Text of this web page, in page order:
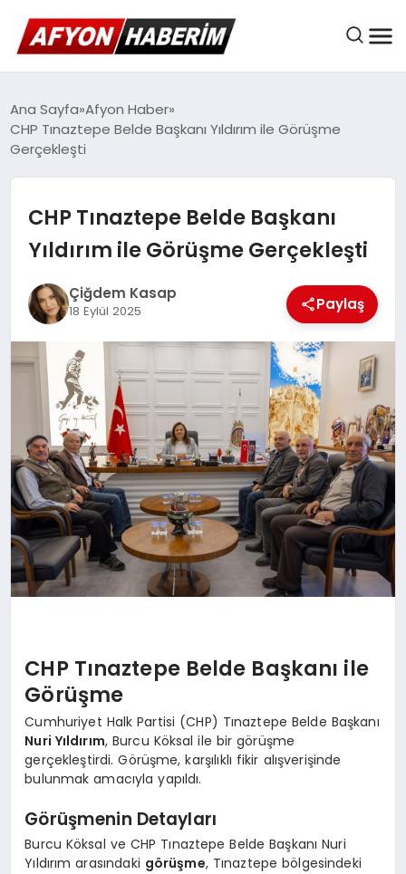
AFYON HABER
GÜNDEM
BELEDIYELER
EKONOMI
DÜNYA
SPOR
MAGAZIN
SAĞLIK
Ana Sayfa Afyon Haber
CHP Tınaztepe Belde Başkanı Yıldırım ile Görüşme
Gerçekleşti
CHP Tınaztepe Belde Başkanı
Yıldırım ile Görüşme Gerçekleşti
Çiğdem Kasap
18 Eylül 2025 Paylaş
CHP Tınaztepe Belde Başkanı ile
Görüşme
Cumhuriyet Halk Partisi (CHP) Tınaztepe Belde Başkanı
Nuri Yıldırım, Burcu Köksal ile bir görüşme
gerçekleştirdi. Görüşme, karşılıklı fikir alışverişinde
bulunmak amacıyla yapıldı.
Görüşmenin Detayları
Burcu Köksal ve CHP Tınaztepe Belde Başkanı Nuri
Yıldırım arasındaki görüşme, Tınaztepe bölgesindeki